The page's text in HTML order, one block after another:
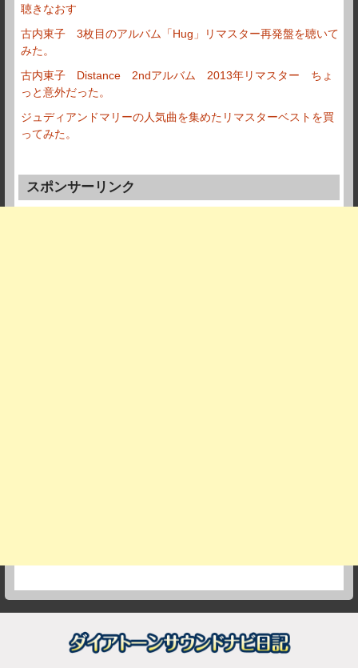
聴きなおす
古内東子 3枚目のアルバム「Hug」リマスター再発盤を聴いて
みた。
古内東子 Distance 2ndアルバム 2013年リマスター ちょ
っと意外だった。
ジュディアンドマリーの人気曲を集めたリマスターベストを買
ってみた。
スポンサーリンク